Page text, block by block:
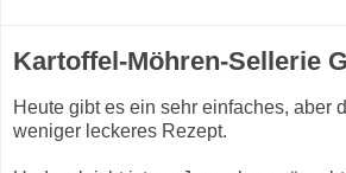
Kartoffel-Möhren-Sellerie
Heute gibt es ein sehr einfaches, aber
weniger leckeres Rezept.